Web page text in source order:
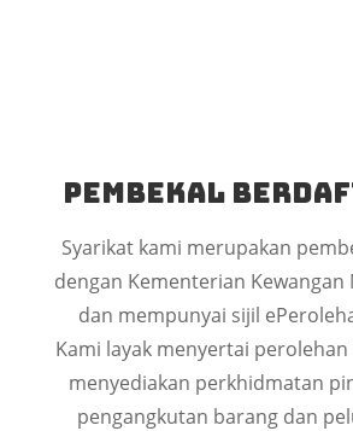
Pembekal
Syarikat kami merupakan
dengan Kementerian Kewangan
dan mempunyai sijil
Kami layak menyertai
menyediakan perkhidmatan
pengangkutan barang dan